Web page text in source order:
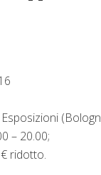
– 20.00;
ridotto.